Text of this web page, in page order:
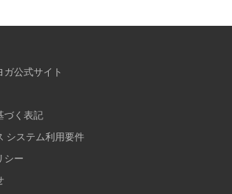
ガ公式サイト
づく表記
システム利用要件
シー